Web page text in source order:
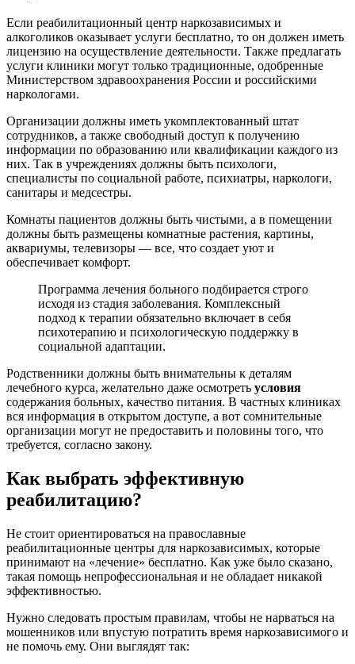
Если реабилитационный центр наркозависимых и
алкоголиков оказывает услуги бесплатно, то он должен иметь
лицензию на осуществление деятельности. Также предлагать
услуги клиники могут только традиционные, одобренные
Министерством здравоохранения России и российскими
наркологами.
Организации должны иметь укомплектованный штат
сотрудников, а также свободный доступ к получению
информации по образованию или квалификации каждого из
них. Так в учреждениях должны быть психологи,
специалисты по социальной работе, психиатры, наркологи,
санитары и медсестры.
Комнаты пациентов должны быть чистыми, а в помещении
должны быть размещены комнатные растения, картины,
аквариумы, телевизоры — все, что создает уют и
обеспечивает комфорт.
Программа лечения больного подбирается строго
исходя из стадия заболевания. Комплексный
подход к терапии обязательно включает в себя
психотерапию и психологическую поддержку в
социальной адаптации.
Родственники должны быть внимательны к деталям
лечебного курса, желательно даже осмотреть условия
содержания больных, качество питания. В частных клиниках
вся информация в открытом доступе, а вот сомнительные
организации могут не предоставить и половины того, что
требуется, согласно закону.
Как выбрать эффективную
реабилитацию?
Не стоит ориентироваться на православные
реабилитационные центры для наркозависимых, которые
принимают на «лечение» бесплатно. Как уже было сказано,
такая помощь непрофессиональная и не обладает никакой
эффективностью.
Нужно следовать простым правилам, чтобы не нарваться на
мошенников или впустую потратить время наркозависимого и
не помочь ему. Они выглядят так: